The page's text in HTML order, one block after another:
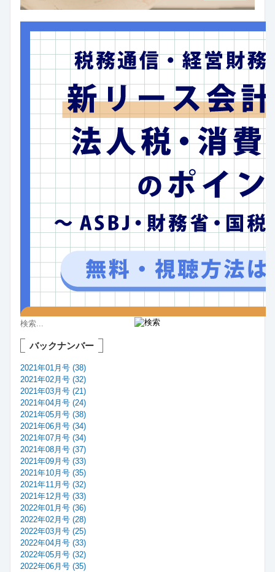
バックナンバー
2021年01月号 (38)
2021年02月号 (32)
2021年03月号 (21)
2021年04月号 (24)
2021年05月号 (38)
2021年06月号 (34)
2021年07月号 (34)
2021年08月号 (37)
2021年09月号 (33)
2021年10月号 (35)
2021年11月号 (32)
2021年12月号 (33)
2022年01月号 (36)
2022年02月号 (28)
2022年03月号 (25)
2022年04月号 (33)
2022年05月号 (32)
2022年06月号 (35)